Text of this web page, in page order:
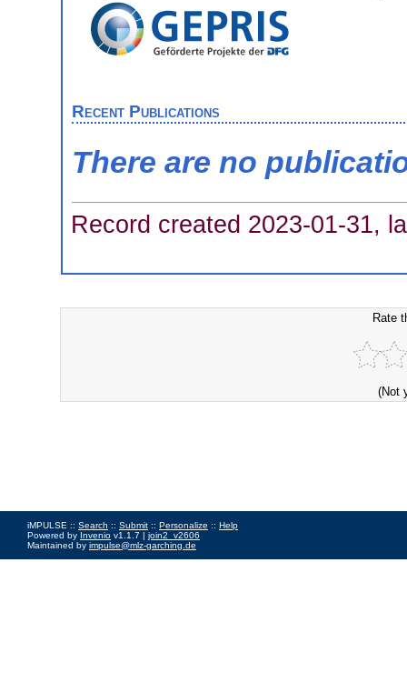
Recent Publications
There are no
Record created 2023-01-31,
Rate
(Not
iMPULSE :: Search :: Submit :: Personalize :: Help
Powered by Invenio v1.1.7 | join2_v2606
Maintained by impulse@mlz-garching.de